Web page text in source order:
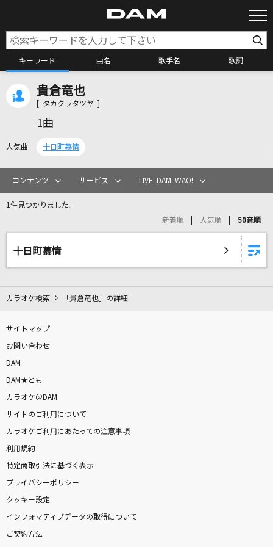
キーワード 曲名 歌手名 歌詞
カラオケリクエスト
Eve
[生音]KissHug
Vital
遠藤正明
[生音]すべてはこの夜に
吉川晃司
貴倉竜也
[ タカクラタツヤ ]
1曲
人気曲 十日町慕情
コンテンツ サービス LIVE DAM WAO!
1件見つかりました。
新着順 人気順 50音順
十日町慕情
カラオケ検索 「貴倉竜也」の詳細
サイトマップ
お問い合わせ
DAM
DAM★とも
カラオケ＠DAM
サイトのご利用について
カラオケご利用にあたっての注意事項
利用規約
特定商取引法に基づく表示
プライバシーポリシー
クッキー設定
インフォマティブデータの取得について
ご契約方法